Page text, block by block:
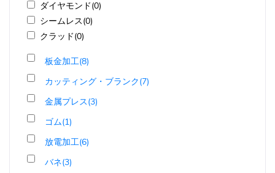
ダイヤモンド(0)
シームレス(0)
クラッド(0)
板金加工(8)
カッティング・ブランク(7)
金属プレス(3)
ゴム(1)
放電加工(6)
バネ(3)